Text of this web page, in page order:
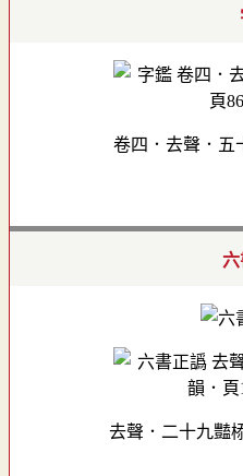
卷四．去聲．五
去聲．二十九豔